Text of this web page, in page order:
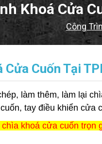
Khoá Cửa
Công
Cửa Cuốn Tại
làm thêm, làm lại
tay điều khiển cửa
chìa khoá cửa cuốn trọn